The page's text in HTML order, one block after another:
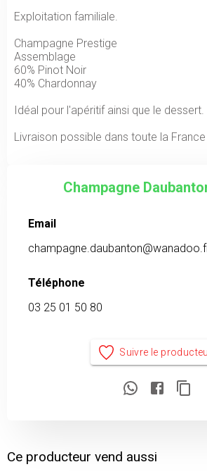
Exploitation familiale.
Champagne Prestige
Assemblage
60% Pinot Noir
40% Chardonnay
Idéal pour l'apéritif ainsi que le dessert.
Livraison possible dans toute la France
Champagne
Email
Téléphone
03 25 01 50 80
Suivre le
Ce producteur vend aussi